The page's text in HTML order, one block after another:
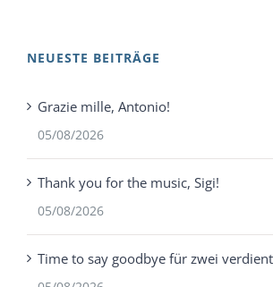
NEUESTE BEITRÄGE
Grazie mille, Antonio!
05/08/2026
Thank you for the music, Sigi!
05/08/2026
Time to say goodbye für zwei